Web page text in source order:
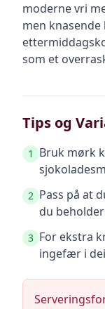
moderne vri
men
som et
Tips og
1
Bruk mørk
2 Pass på at
du
3 For ekstra
ingefær i